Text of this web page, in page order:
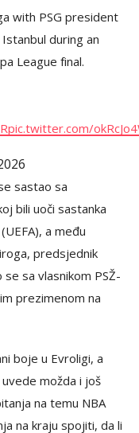
with PSG president
during an
League final.
pic.twitter.com/
sastao sa
bili uoči sastanka
a među
predsjednik
sa vlasnikom PSŽ-
prezimenom na
boje u Evroligi, a
možda i još
na temu NBA
na kraju spojiti, da li